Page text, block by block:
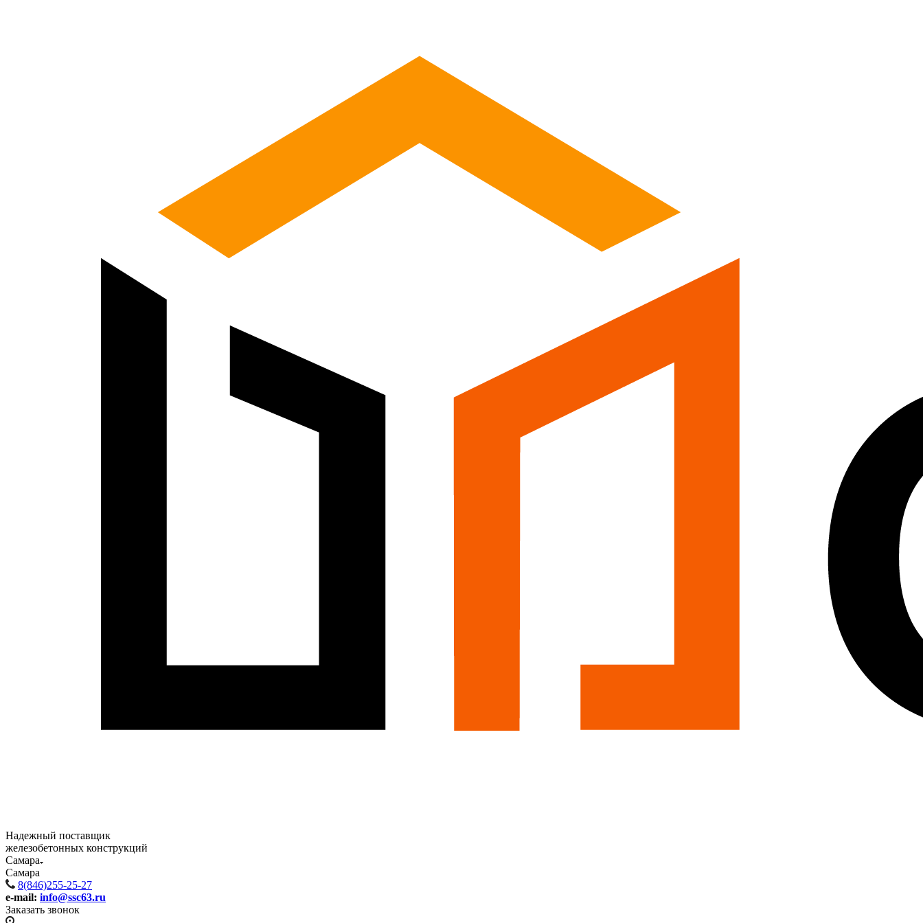
Надежный поставщик
железобетонных конструкций
Самара
Самара
8(846)255-25-27
e-mail: info@ssc63.ru
Заказать звонок